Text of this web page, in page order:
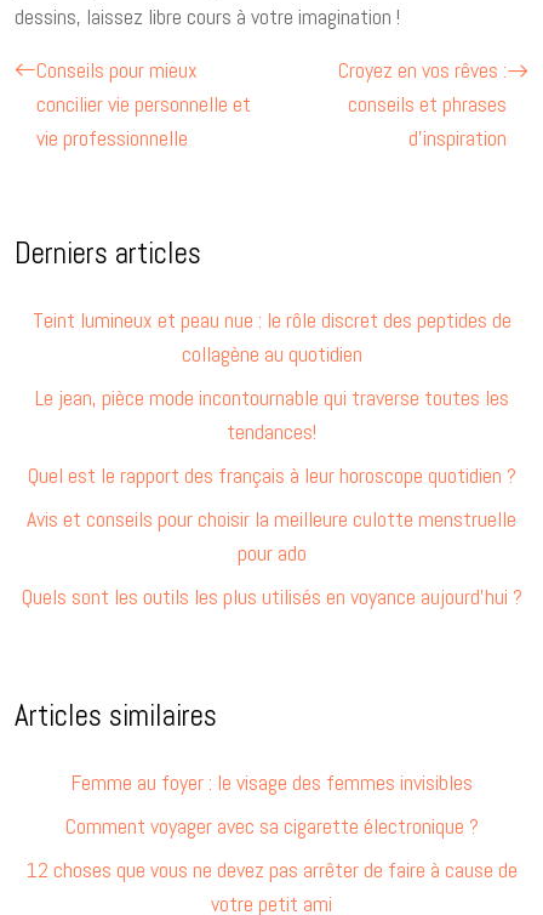
dessins, laissez libre cours à votre imagination !
Conseils pour mieux
concilier vie personnelle et
vie professionnelle
Croyez en vos rêves :
conseils et phrases
d’inspiration
Derniers articles
Teint lumineux et peau nue : le rôle discret des peptides de
collagène au quotidien
Le jean, pièce mode incontournable qui traverse toutes les
tendances!
Quel est le rapport des français à leur horoscope quotidien ?
Avis et conseils pour choisir la meilleure culotte menstruelle
pour ado
Quels sont les outils les plus utilisés en voyance aujourd’hui ?
Articles similaires
Femme au foyer : le visage des femmes invisibles
Comment voyager avec sa cigarette électronique ?
12 choses que vous ne devez pas arrêter de faire à cause de
votre petit ami